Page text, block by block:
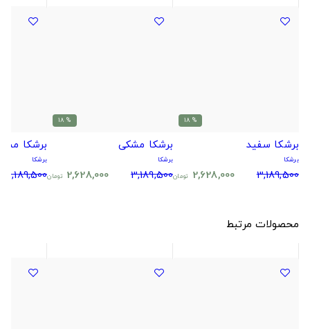
% 18
برشکا سفید
برشکا
3,189,500
2,628,000 تومان
% 18
برشکا مشکی
برشکا
3,189,500
2,628,000 تومان
برشکا
برشکا
3,189,500
محصولات مرتبط